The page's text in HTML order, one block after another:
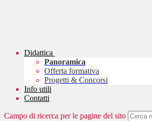
Didattica
Panoramica
Offerta formativa
Progetti & Concorsi
Info utili
Contatti
Campo di ricerca per le pagine del sito